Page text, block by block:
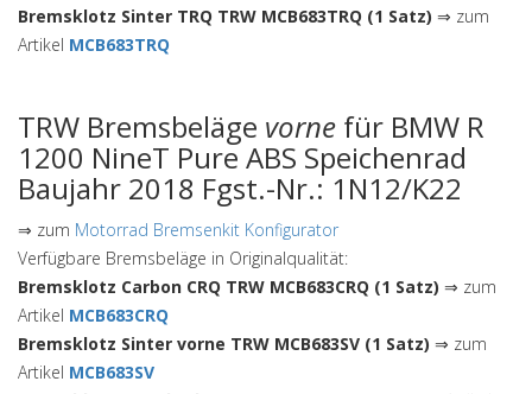
Bremsklotz Sinter TRQ TRW MCB683TRQ (1 Satz) ⇒ zum
Artikel MCB683TRQ
TRW Bremsbeläge vorne für BMW R
1200 NineT Pure ABS Speichenrad
Baujahr 2018 Fgst.-Nr.: 1N12/K22
⇒ zum Motorrad Bremsenkit Konfigurator
Verfügbare Bremsbeläge in Originalqualität:
Bremsklotz Carbon CRQ TRW MCB683CRQ (1 Satz) ⇒ zum
Artikel MCB683CRQ
Bremsklotz Sinter vorne TRW MCB683SV (1 Satz) ⇒ zum
Artikel MCB683SV